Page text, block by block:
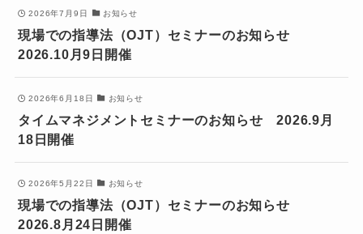
2026年7月9日 お知らせ
現場での指導法（OJT）セミナーのお知らせ
2026.10月9日開催
2026年6月18日 お知らせ
タイムマネジメントセミナーのお知らせ 2026.9月
18日開催
2026年5月22日 お知らせ
現場での指導法（OJT）セミナーのお知らせ
2026.8月24日開催